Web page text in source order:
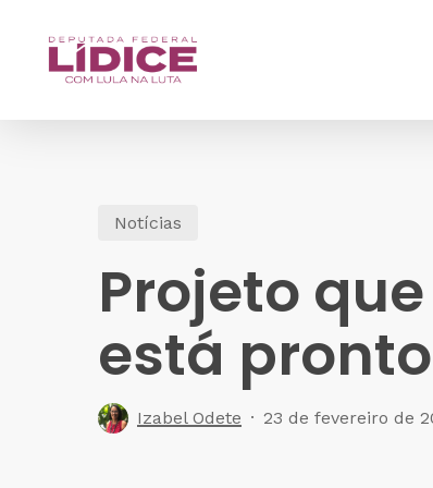
Notícias
Projeto
está
Izabel Odete 23 de fevereiro de